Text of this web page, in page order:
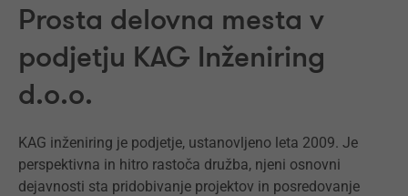
Prosta delovna mesta v
podjetju KAG Inženiring
d.o.o.
KAG inženiring je podjetje, ustanovljeno leta 2009. Je
perspektivna in hitro rastoča družba, njeni osnovni
dejavnosti sta pridobivanje projektov in posredovanje